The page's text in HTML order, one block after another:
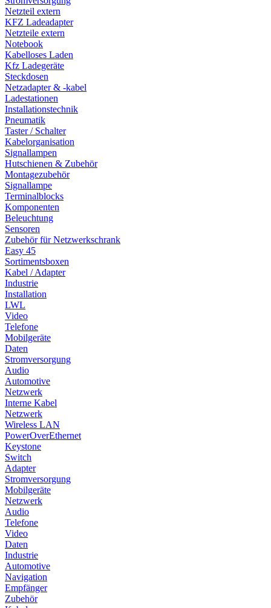
Netzteil extern
KFZ Ladeadapter
Netzteile extern
Notebook
Kabelloses Laden
Kfz Ladegeräte
Steckdosen
Netzadapter & -kabel
Ladestationen
Installationstechnik
Pneumatik
Taster / Schalter
Kabelorganisation
Signallampen
Hutschienen & Zubehör
Montagezubehör
Signallampe
Terminalblocks
Komponenten
Beleuchtung
Sensoren
Zubehör für Netzwerkschrank
Easy 45
Sortimentsboxen
Kabel / Adapter
Industrie
Installation
LWL
Video
Telefone
Mobilgeräte
Daten
Stromversorgung
Audio
Automotive
Netzwerk
Interne Kabel
Netzwerk
Wireless LAN
PowerOverEthernet
Keystone
Switch
Adapter
Stromversorgung
Mobilgeräte
Netzwerk
Audio
Telefone
Video
Daten
Industrie
Automotive
Navigation
Empfänger
Zubehör